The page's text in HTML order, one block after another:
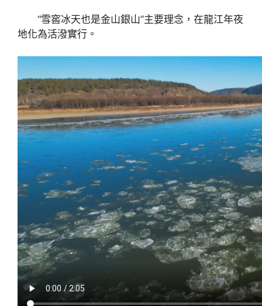
“雪窖冰天也是金山銀山”主要理念，在龍江年夜
地化為活潑實行。